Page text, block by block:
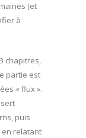
(et
à
chapitres,
partie est
« flux ».
puis
en relatant